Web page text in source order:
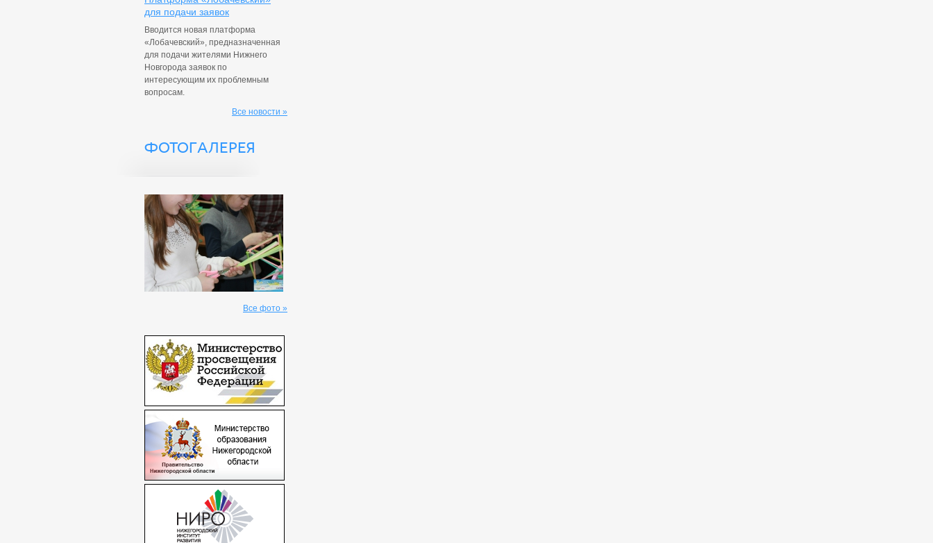
для подачи заявок
Вводится новая платформа
«Лобачевский», предназначенная
для подачи жителями Нижнего
Новгорода заявок по
интересующим их проблемным
вопросам.
Все новости »
ФОТОГАЛЕРЕЯ
Все фото »